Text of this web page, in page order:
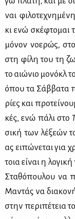
ναι
κι ενώ σκέ­φτο­μαι
μό­νον νο­ε­ρώς,
στη φί­λη του τη
το αιώ­νιο μο­νόκλ
όπου τα Σάβ­βα­τα
ρί­ες και
κές, ενώ πά­λι στο
σι­κή των λέ­ξε­ών
ας ει­πώ­νε­ται για
τοια εί­ναι η
Στα­θό­που­λου να
Μα­ντάς να
στην πε­ρι­πέ­τεια